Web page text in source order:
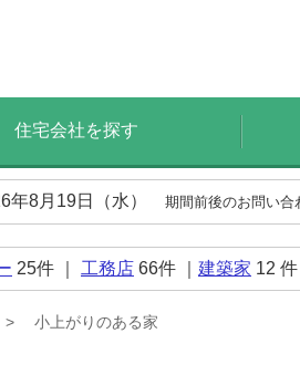
住宅会社を探す
年8月19日（水） 期間前後のお問い合
25件 ｜ 工務店 66件 ｜ 建築家 12 件
小上がりのある家